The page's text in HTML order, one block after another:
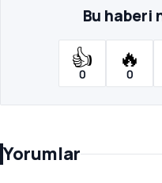
Bu haberi
👍
0
🔥
0
Yorumlar